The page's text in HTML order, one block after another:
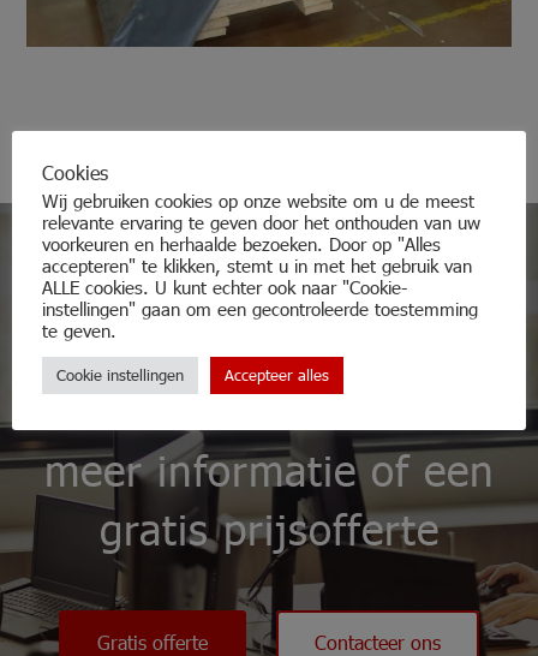
Aarzel niet en
contacteer ons voor
meer informatie of een
gratis prijsofferte
Gratis offerte Contacteer ons
Cookies
Wij gebruiken cookies op onze website om u de meest
relevante ervaring te geven door het onthouden van uw
voorkeuren en herhaalde bezoeken. Door op "Alles
accepteren" te klikken, stemt u in met het gebruik van
ALLE cookies. U kunt echter ook naar "Cookie-
instellingen" gaan om een gecontroleerde toestemming
te geven.
Cookie instellingen Accepteer alles